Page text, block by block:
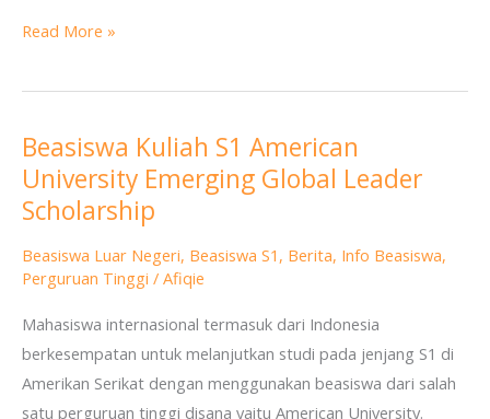
Read More »
Beasiswa Kuliah S1 American
University Emerging Global Leader
Scholarship
Beasiswa Luar Negeri, Beasiswa S1 , Berita, Info Beasiswa,
Perguruan Tinggi / Afiqie
Mahasiswa internasional termasuk dari Indonesia
berkesempatan untuk melanjutkan studi pada jenjang S1 di
Amerikan Serikat dengan menggunakan beasiswa dari salah
satu perguruan tinggi disana yaitu American University.
Beasiswa
Kuliah
S1
University
Emerging
Global
Leader
Scholarship